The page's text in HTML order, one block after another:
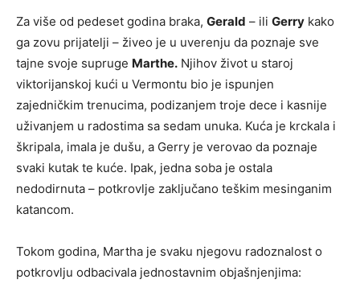
Za više od pedeset godina braka, Gerald – ili Gerry kako
ga zovu prijatelji – živeo je u uverenju da poznaje sve
tajne svoje supruge Marthе. Njihov život u staroj
viktorijanskoj kući u Vermontu bio je ispunjen
zajedničkim trenucima, podizanjem troje dece i kasnije
uživanjem u radostima sa sedam unuka. Kuća je krckala i
škripala, imala je dušu, a Gerry je verovao da poznaje
svaki kutak te kuće. Ipak, jedna soba je ostala
nedodirnuta – potkrovlje zaključano teškim mesinganim
katancom.
Tokom godina, Martha je svaku njegovu radoznalost o
potkrovlju odbacivala jednostavnim objašnjenjima: